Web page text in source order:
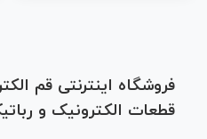
فروشگاه اینترنتی قم
قطعات الکترونیک و